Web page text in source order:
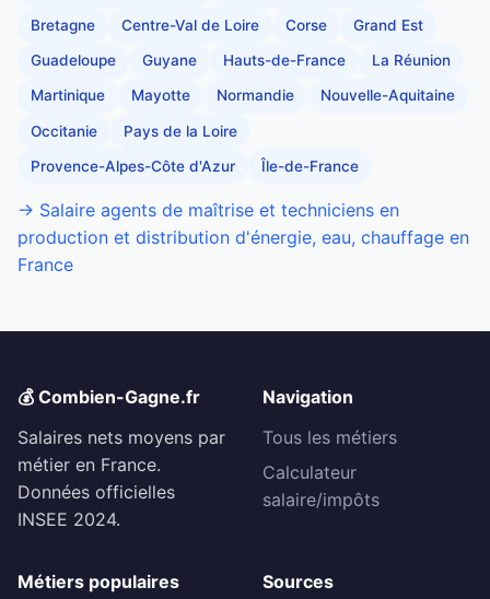
Bretagne Centre-Val de Loire Corse Grand Est
Guadeloupe Guyane Hauts-de-France La Réunion
Martinique Mayotte Normandie Nouvelle-Aquitaine
Occitanie Pays de la Loire
Provence-Alpes-Côte d'Azur Île-de-France
→ Salaire agents de maîtrise et techniciens en
production et distribution d'énergie, eau, chauffage en
France
💰 Combien-Gagne.fr
Salaires nets moyens par
métier en France.
Données officielles
INSEE 2024.
Navigation
Tous les métiers
Calculateur
salaire/impôts
Métiers populaires Sources